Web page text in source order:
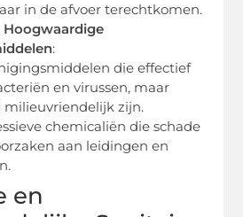
in de afvoer terechtkomen.
Hoogwaardige
:
die effectief
en virussen, maar
zijn.
chemicaliën die schade
aan leidingen en
en